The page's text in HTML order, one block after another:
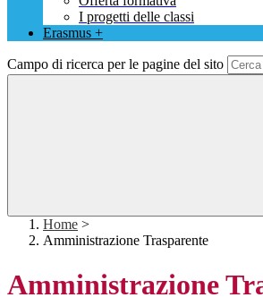
I progetti delle classi
Erasmus +
Campo di ricerca per le pagine del sito
Home >
Amministrazione Trasparente
Amministrazione